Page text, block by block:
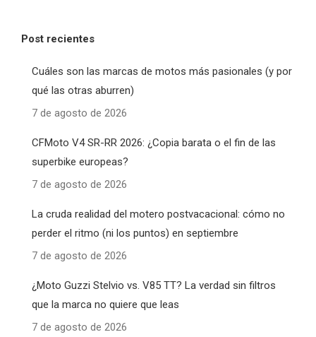
Post recientes
Cuáles son las marcas de motos más pasionales (y por
qué las otras aburren)
7 de agosto de 2026
CFMoto V4 SR-RR 2026: ¿Copia barata o el fin de las
superbike europeas?
7 de agosto de 2026
La cruda realidad del motero postvacacional: cómo no
perder el ritmo (ni los puntos) en septiembre
7 de agosto de 2026
¿Moto Guzzi Stelvio vs. V85 TT? La verdad sin filtros
que la marca no quiere que leas
7 de agosto de 2026